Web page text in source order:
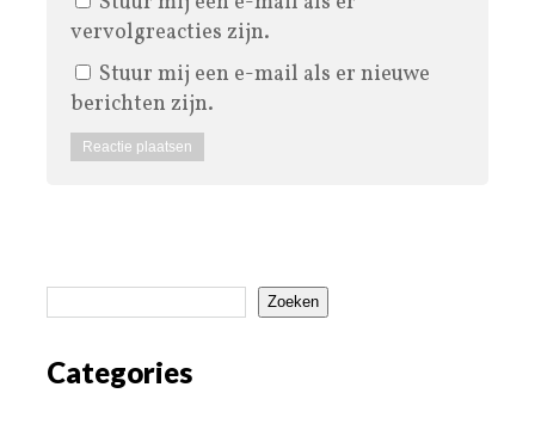
vervolgreacties zijn.
Stuur mij een e-mail als er nieuwe
berichten zijn.
Zoeken
Categories